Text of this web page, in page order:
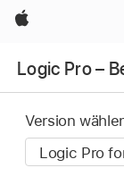
Apple
Logic Pro –
Version